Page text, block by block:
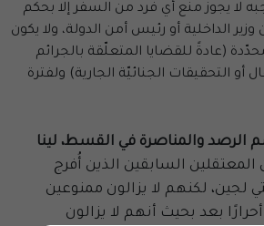
لا يجوز منع أي فرد من السفر إلا بحكم
الداخلية أو رئيس أمن الدولة، ولا يكون
(عادةً للقضايا المتعلّقة بالجرائم
أو التحقيقات الجنائيّة الجارية) ولفترة
والمناصرة في القسط، لينا
المعتقلين السابقين الذين أُفرج
لجين، لكنهم لا يزالون ممنوعين
بعد بحيث أنهم لا يزالون